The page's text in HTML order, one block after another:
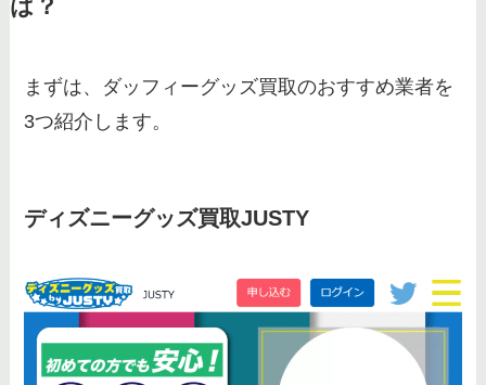
は？
まずは、ダッフィーグッズ買取のおすすめ業者を
3つ紹介します。
ディズニーグッズ買取JUSTY